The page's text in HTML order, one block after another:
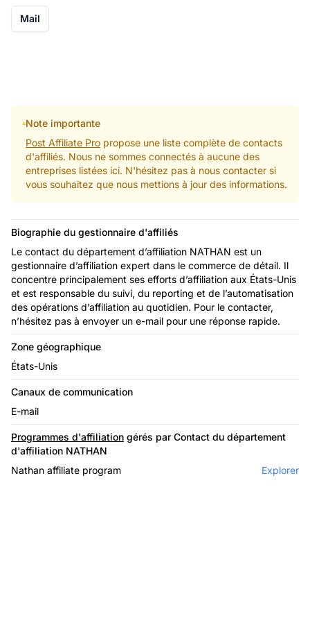
Mail
Note importante
Post Affiliate Pro propose une liste complète de contacts
d'affiliés. Nous ne sommes connectés à aucune des
entreprises listées ici. N'hésitez pas à nous contacter si
vous souhaitez que nous mettions à jour des informations.
Biographie du gestionnaire d'affiliés
Le contact du département d’affiliation NATHAN est un
gestionnaire d’affiliation expert dans le commerce de détail. Il
concentre principalement ses efforts d’affiliation aux États-Unis
et est responsable du suivi, du reporting et de l’automatisation
des opérations d’affiliation au quotidien. Pour le contacter,
n’hésitez pas à envoyer un e-mail pour une réponse rapide.
Zone géographique
États-Unis
Canaux de communication
E-mail
Programmes d'affiliation gérés par Contact du département
d'affiliation NATHAN
Nathan affiliate program
Explorer